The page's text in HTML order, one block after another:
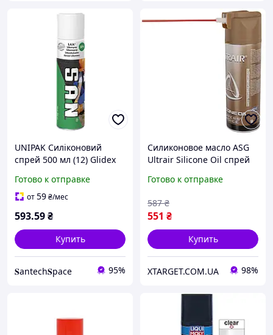
UNIPAK Силіконовий
спрей 500 мл (12) Glidex
Готово к отправке
от59₴/мес
593.59₴
Купить
𝐒antech𝐒pace 95%
Силиконовое масло ASG
Ultrair Silicone Oil спрей
Готово к отправке
551 ₴
587 ₴
Купить
XTARGET.COM.UA 98%